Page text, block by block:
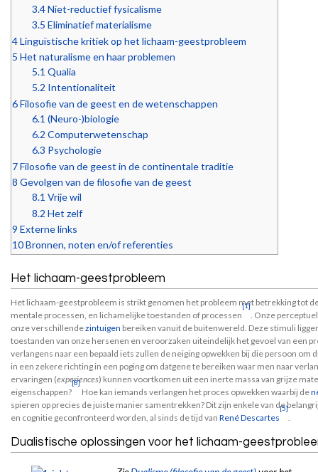
3.4Niet-reductief fysicalisme
3.5 Eliminatief materialisme
4Linguïstische kritiek op het lichaam-geestprobleem
5 Het naturalisme en haar problemen
5.1 Qualia
5.2 Intentionaliteit
6Filosofie van de geest en de wetenschappen
6.1 (Neuro-)biologie
6.2 Computerwetenschap
6.3 Psychologie
7Filosofie van de geest in de continentale traditie
8 Gevolgen van de filosofie van de geest
8.1 Vrije wil
8.2 Het zelf
9 Externe links
10Bronnen, noten en/of referenties
Het lichaam-geestprobleem
Het lichaam-geestprobleem is strikt genomen het probleem met betrekking tot
mentale processen, en lichamelijke toestanden of processen
[1]
. Onze
onze verschillendezintuigen bereiken vanuit de buitenwereld. Deze stimuli
toestanden van onze hersenen en veroorzaken uiteindelijk het gevoel van een
verlangens naar een bepaald iets zullen de neiging opwekken bij die persoon om
in een zekere richting in een poging om datgene te bereiken waar men naar
ervaringen (experiences) kunnen voortkomen uit een inerte massa van grijze
eigenschappen?
[8]
Hoe kan iemands verlangen het proces opwekken waarbij de
spieren op precies de juiste manier samentrekken? Dit zijn enkele van de
en cognitie geconfronteerd worden, al sinds de tijd van René Descartes
[5]
.
Dualistische oplossingen voor het lichaam-